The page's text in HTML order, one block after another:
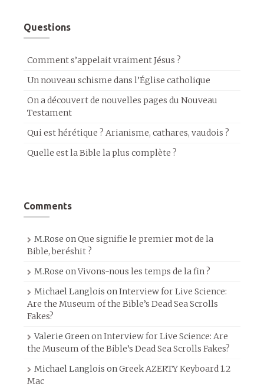
Questions
Comment s’appelait vraiment Jésus ?
Un nouveau schisme dans l’Église catholique
On a découvert de nouvelles pages du Nouveau
Testament
Qui est hérétique ? Arianisme, cathares, vaudois ?
Quelle est la Bible la plus complète ?
Comments
M.Rose onQue signifie le premier mot de la
Bible, beréshit ?
M.Rose onVivons-nous les temps de la fin ?
Michael Langlois onInterview for Live Science:
Are the Museum of the Bible’s Dead Sea Scrolls
Fakes?
Valerie GreenonInterview for Live Science: Are
the Museum of the Bible’s Dead Sea Scrolls Fakes?
Michael Langlois onGreek AZERTY Keyboard 1.2
Mac